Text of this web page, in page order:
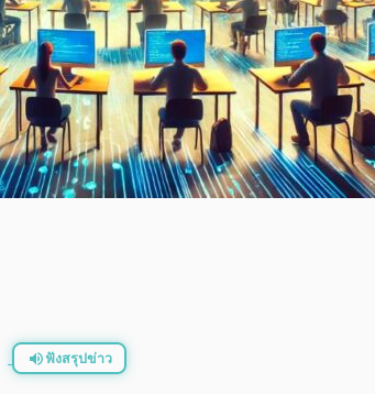
ฟังสรุปข่าว